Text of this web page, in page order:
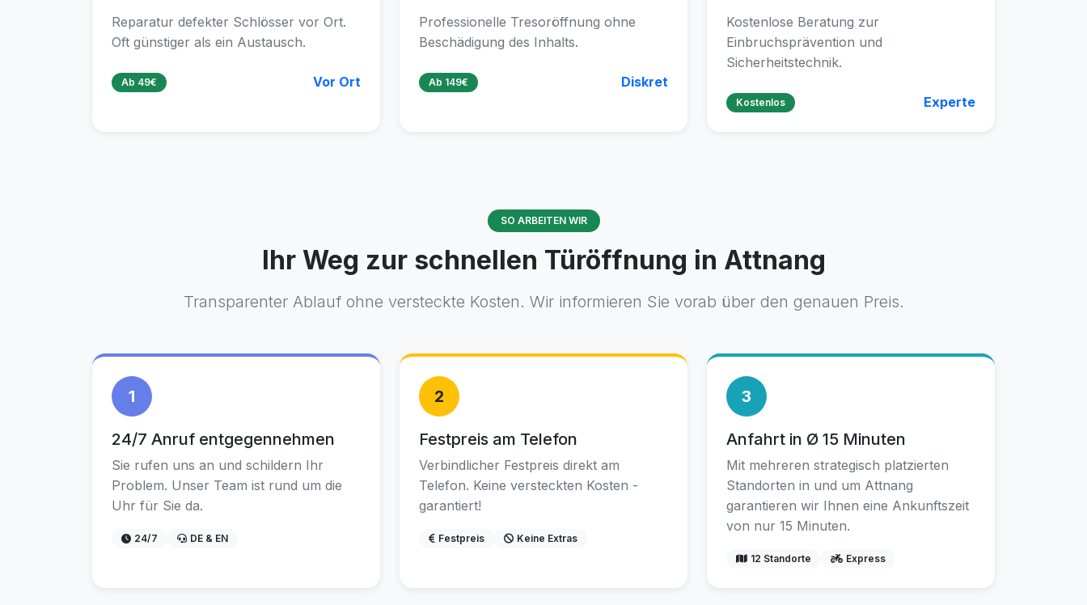
Reparatur defekter Schlösser vor Ort.
Oft günstiger als ein Austausch.
Ab 49€ Vor Ort
Professionelle Tresoröffnung ohne
Beschädigung des Inhalts.
Ab 149€ Diskret
Kostenlose Beratung zur
Einbruchsprävention und
Sicherheitstechnik.
Kostenlos Experte
SO ARBEITEN WIR
Ihr Weg zur schnellen Türöffnung in Attnang
Transparenter Ablauf ohne versteckte Kosten. Wir informieren Sie vorab über den genauen Preis.
1
24/7 Anruf entgegennehmen
Sie rufen uns an und schildern Ihr
Problem. Unser Team ist rund um die
Uhr für Sie da.
24/7 DE & EN
2
Festpreis am Telefon
Verbindlicher Festpreis direkt am
Telefon. Keine versteckten Kosten -
garantiert!
Festpreis Keine Extras
3
Anfahrt in Ø 15 Minuten
Mit mehreren strategisch platzierten
Standorten in und um Attnang
garantieren wir Ihnen eine Ankunftszeit
von nur 15 Minuten.
12 Standorte Express